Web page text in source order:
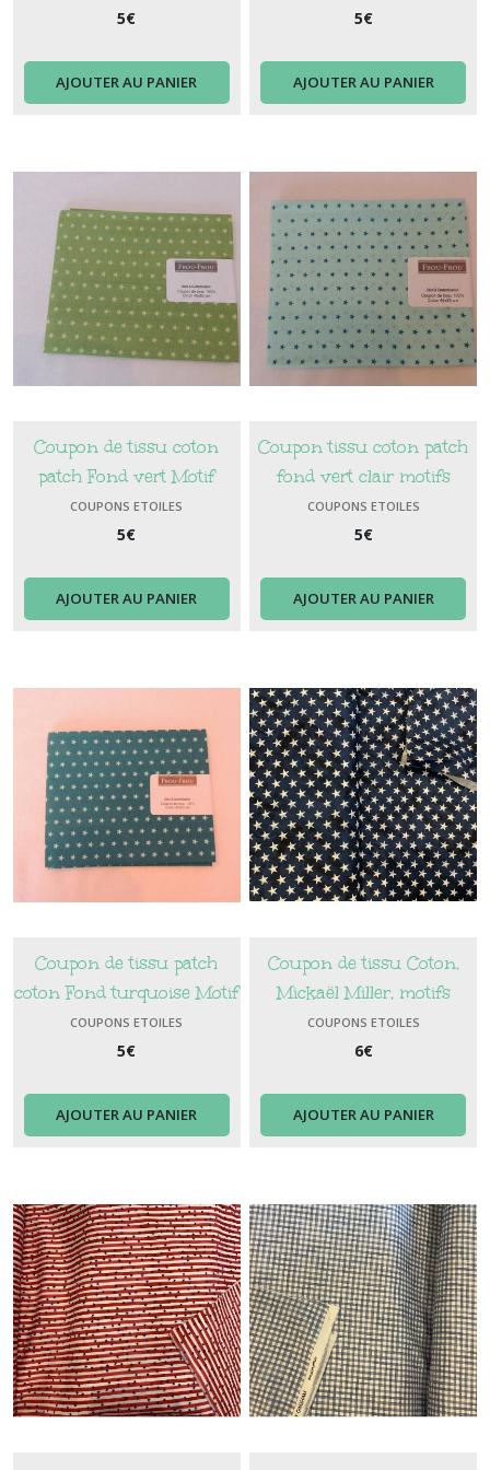
5€
AJOUTER AU PANIER
5€
AJOUTER AU PANIER
Coupon de tissu coton
patch Fond vert Motif
Etoiles jaune
COUPONS ETOILES
5€
AJOUTER AU PANIER
Coupon tissu coton patch
fond vert clair motifs
étoiles turquoise
COUPONS ETOILES
5€
AJOUTER AU PANIER
Coupon de tissu patch
coton Fond turquoise Motif
Etoiles vert clair
COUPONS ETOILES
5€
AJOUTER AU PANIER
Coupon de tissu Coton,
Mickaël Miller, motifs
Etoiles, couleurs bleu et
blanc
COUPONS ETOILES
6€
AJOUTER AU PANIER